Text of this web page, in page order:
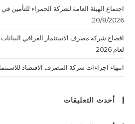
اجتماع الهيئة العامة لشركة الحمراء للتأمين
20/8/2026.
افصاح شركة مصرف الاستثمار العراقي البيانات
لعام 2026
انتهاء اجراءات شركة المصرف الاقتصاد
أحدث التعليقات